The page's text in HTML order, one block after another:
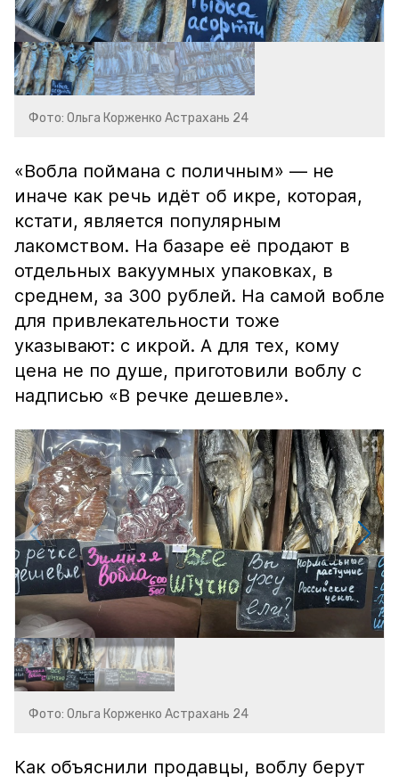
Фото: Ольга Корженко Астрахань 24
«Вобла поймана с поличным» — не
иначе как речь идёт об икре, которая,
кстати, является популярным
лакомством. На базаре её продают в
отдельных вакуумных упаковках, в
среднем, за 300 рублей. На самой вобле
для привлекательности тоже
указывают: с икрой. А для тех, кому
цена не по душе, приготовили воблу с
надписью «В речке дешевле».
Фото: Ольга Корженко Астрахань 24
Как объяснили продавцы, воблу берут